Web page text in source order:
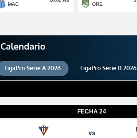
Calendario
LigaPro Serie A 2026 LigaPro Serie B 2026